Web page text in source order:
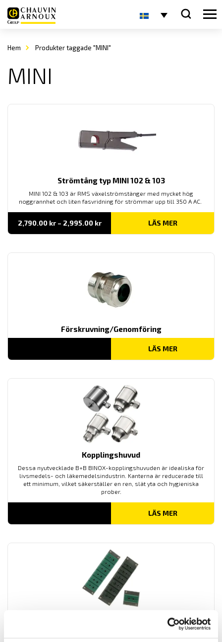
Hem Produkter taggade "MINI"
MINI
Strömtång typ MINI 102 & 103
MINI 102 & 103 är RMS växelströmstänger med mycket hög
noggrannhet och liten fasvridning för strömmar upp till 350 A AC.
2,790.00 kr – 2,995.00 krPrisintervall:
till
LÄS MER
Förskruvning/Genomföring
LÄS MER
Kopplingshuvud
Dessa nyutvecklade B+B BINOX-kopplingshuvuden är idealiska för
livsmedels- och läkemedelsindustrin. Kanterna är reducerade till
ett minimum, vilket säkerställer en ren, slät yta och hygieniska
prober.
LÄS MER
Paneler med standardkontakter för termoelement